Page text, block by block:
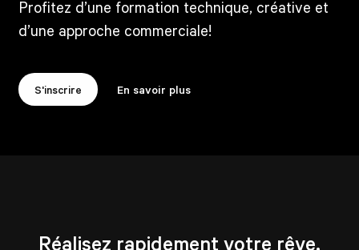
Profitez d’une formation technique, créative et
d’une approche commerciale!
S'inscrire En savoir plus
Réalisez rapidement votre rêve.